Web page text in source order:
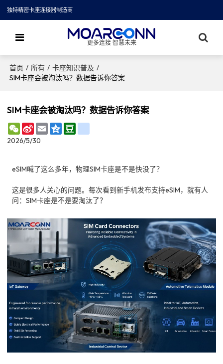
独特精密卡座连接器制造商
更多连接 智慧未来
首页 / 所有 / 卡座知识普及 /
SIM卡座会被淘汰吗？数据告诉你答案
SIM卡座会被淘汰吗？数据告诉你答案
WeChat
Sina
Weibo
EmailQzone
2026/5/30
eSIM喊了这么多年，物理SIM卡座是不是快没了？
这是很多人关心的问题。每次看到新手机发布支持eSIM，就有人
问：SIM卡座是不是要淘汰了？